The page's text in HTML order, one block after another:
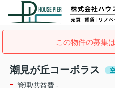
この物件の募集
潮見が丘コーポラス
- 管理/共益費 -